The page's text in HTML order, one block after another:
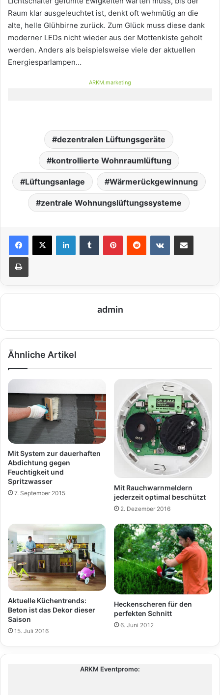
Raum klar ausgeleuchtet ist, denkt oft wehmütig an die
alte, helle Glühbirne zurück. Zum Glück muss diese dank
moderner LEDs nicht wieder aus der Mottenkiste geholt
werden. Anders als beispielsweise viele der aktuellen
Energiesparlampen…
ARKM.marketing
dezentralen Lüftungsgeräte
kontrollierte Wohnraumlüftung
Lüftungsanlage Wärmerückgewinnung
zentrale Wohnungslüftungssysteme
admin
Ähnliche Artikel
Mit System zur dauerhaften
Abdichtung gegen
Feuchtigkeit und
Spritzwasser
7. September 2015
Mit Rauchwarnmeldern
jederzeit optimal beschützt
2. Dezember 2016
Aktuelle Küchentrends:
Beton ist das Dekor dieser
Saison
15. Juli 2016
Heckenscheren für den
perfekten Schnitt
6. Juni 2012
ARKM Eventpromo: